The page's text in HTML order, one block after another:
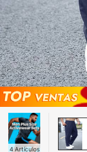
4 Artículos